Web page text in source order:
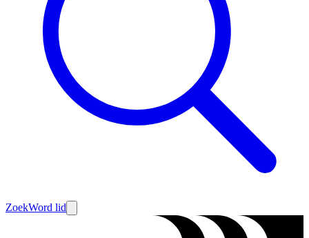
ZoekWord lid